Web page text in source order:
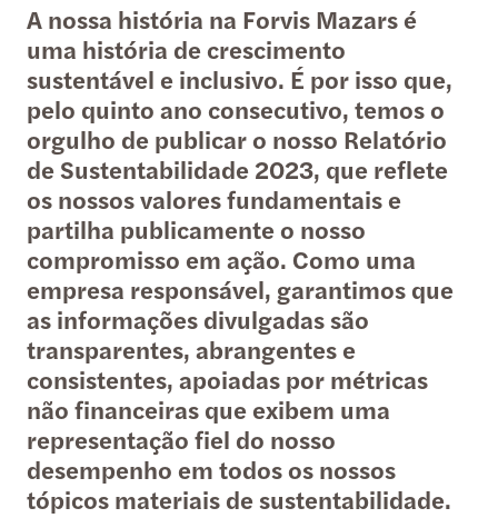
A nossa história na Forvis Mazars é
uma história de crescimento
sustentável e inclusivo. É por isso que,
pelo quinto ano consecutivo, temos o
orgulho de publicar o nosso Relatório
de Sustentabilidade 2023, que reflete
os nossos valores fundamentais e
partilha publicamente o nosso
compromisso em ação. Como uma
empresa responsável, garantimos que
as informações divulgadas são
transparentes, abrangentes e
consistentes, apoiadas por métricas
não financeiras que exibem uma
representação fiel do nosso
desempenho em todos os nossos
tópicos materiais de sustentabilidade.